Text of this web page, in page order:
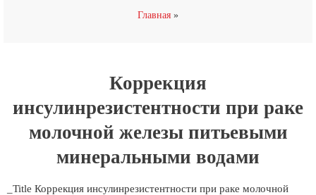
Главная
Коррекция
инсулинрезистентности при раке
молочной железы питьевыми
минеральными водами
_Title Коррекция инсулинрезистентности при раке молочной